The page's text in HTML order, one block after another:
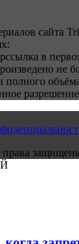
сайта
в
не
права